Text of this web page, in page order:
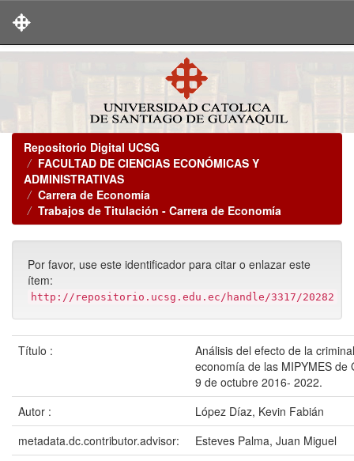
Repositorio Digital UCSG
FACULTAD DE CIENCIAS ECONÓMICAS Y
ADMINISTRATIVAS
Carrera de Economía
Trabajos de Titulación - Carrera de Economía
Por favor, use este identificador para citar o enlazar este
ítem:
http://repositorio.ucsg.edu.ec/handle/3317/20282
Título :
Análisis del efecto de la
economía de las MIPYMES de
9 de octubre 2016- 2022.
Autor :
López Díaz, Kevin Fabián
metadata.dc.contributor.advisor:
Esteves Palma, Juan Miguel